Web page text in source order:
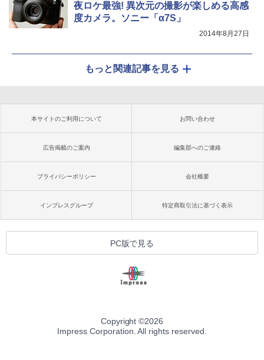
夜ロケ最強! 異次元の撮影が楽しめる高感
度カメラ。ソニー「α7S」
2014年8月27日
もっと関連記事を見る
本サイトのご利用について お問い合わせ
広告掲載のご案内 編集部へのご連絡
プライバシーポリシー 会社概要
インプレスグループ 特定商取引法に基づく表示
PC版で見る
Copyright ©2026
Impress Corporation. All rights reserved.